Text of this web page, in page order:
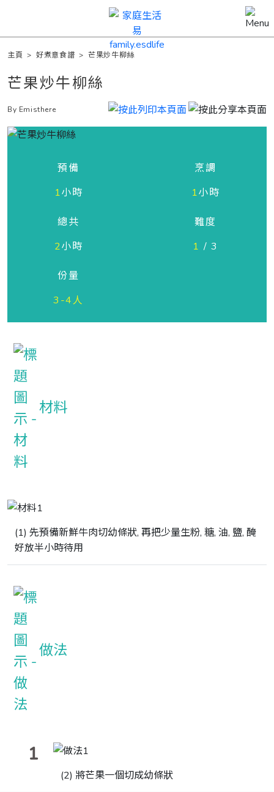
主頁 >好煮意食譜 >芒果炒牛柳絲
芒果炒牛柳絲
By Emisthere
預備
1小時
烹調
1小時
總共
2小時
難度
1 / 3
份量
3-4人
材料
(1) 先預備新鮮牛肉切幼條狀, 再把少量生粉, 糖, 油, 鹽, 醃
好放半小時待用
做法
1
(2) 將芒果一個切成幼條狀